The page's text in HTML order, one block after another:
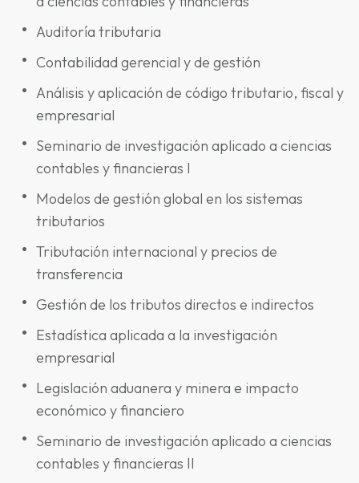
Auditoría tributaria
Contabilidad gerencial y de gestión
Análisis y aplicación de código tributario, fiscal y
empresarial
Seminario de investigación aplicado a ciencias
contables y financieras I
Modelos de gestión global en los sistemas
tributarios
Tributación internacional y precios de
transferencia
Gestión de los tributos directos e indirectos
Estadística aplicada a la investigación
empresarial
Legislación aduanera y minera e impacto
económico y financiero
Seminario de investigación aplicado a ciencias
contables y financieras II